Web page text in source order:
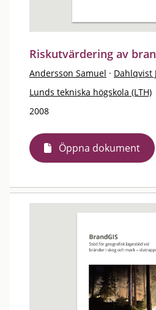
Riskutvärdering av
Andersson Samuel · Dahlqvist
Lunds tekniska högskola (LTH)
2008
Öppna dokument